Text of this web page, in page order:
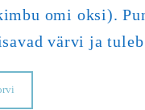
omi oksi).
värvi ja